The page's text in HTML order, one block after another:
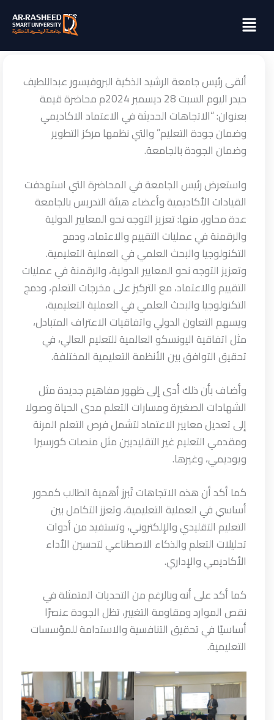
Menu
ألقى رئيس جامعة الرشيد الذكية البروفيسور عبداللطيف
حيدر اليوم السبت 28 ديسمبر 2024م محاضرة قيمة
بعنوان: “الاتجاهات الحديثة في الاعتماد الاكاديمي
وضمان جودة التعليم” والتي نظمها مركز التطوير
وضمان الجودة بالجامعة.
واستعرض رئيس الجامعة في المحاضرة التي استهدفت
القيادات الأكاديمية وأعضاء هيئة التدريس بالجامعة
عدة محاور، منها: تعزيز التوجه نحو المعايير الدولية
والرقمنة في عمليات التقييم والاعتماد، ودمج
التكنولوجيا والبحث العلمي في العملية التعليمية.
وتعزيز التوجه نحو المعايير الدولية، والرقمنة في عمليات
التقييم والاعتماد، مع التركيز على مخرجات التعلم، ودمج
التكنولوجيا والبحث العلمي في العملية التعليمية،
ويسهم التعاون الدولي واتفاقيات الاعتراف المتبادل،
مثل اتفاقية اليونسكو العالمية للتعليم العالي، في
تحقيق التوافق بين الأنظمة التعليمية المختلفة.
وأضاف بأن ذلك أدى إلى ظهور مفاهيم جديدة مثل
الشهادات الصغيرة ومسارات التعلم مدى الحياة وصولا
إلى تعديل معايير الاعتماد لتشمل فرص التعلم المرنة
ومقدمي التعليم غير التقليديين مثل منصات كورسيرا
ويوديمي، وغيرها.
كما أكد أن هذه الاتجاهات تُبرز أهمية الطالب كمحور
أساسي في العملية التعليمية، وتعزز التكامل بين
التعليم التقليدي والإلكتروني، وتستفيد من أدوات
تحليلات التعلم والذكاء الاصطناعي لتحسين الأداء
الأكاديمي والإداري.
كما أكد على أنه وبالرغم من التحديات المتمثلة في
نقص الموارد ومقاومة التغيير، تظل الجودة عنصرًا
أساسيًا في تحقيق التنافسية والاستدامة للمؤسسات
التعليمية.